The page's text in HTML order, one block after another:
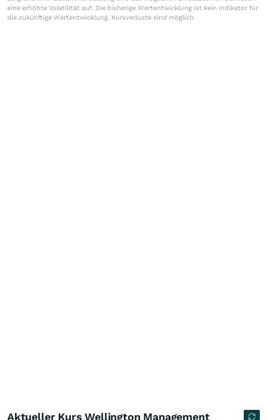
eine erhöhte Volatilität auf. Die bisherige Wertentwicklung ist kein Indikator für
die zukünftige Wertentwicklung. Kursverluste sind möglich.
Aktueller Kurs Wellington Management